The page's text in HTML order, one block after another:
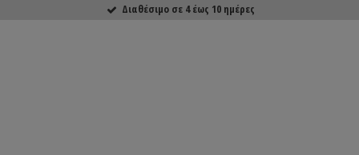
Διαθέσιμο σε 4 έως 10 ημέρες